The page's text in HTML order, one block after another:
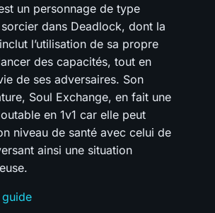
un personnage de type
dans Deadlock, dont la
l’utilisation de sa propre
des capacités, tout en
de ses adversaires. Son
Soul Exchange, en fait une
en 1v1 car elle peut
niveau de santé avec celui de
ainsi une situation